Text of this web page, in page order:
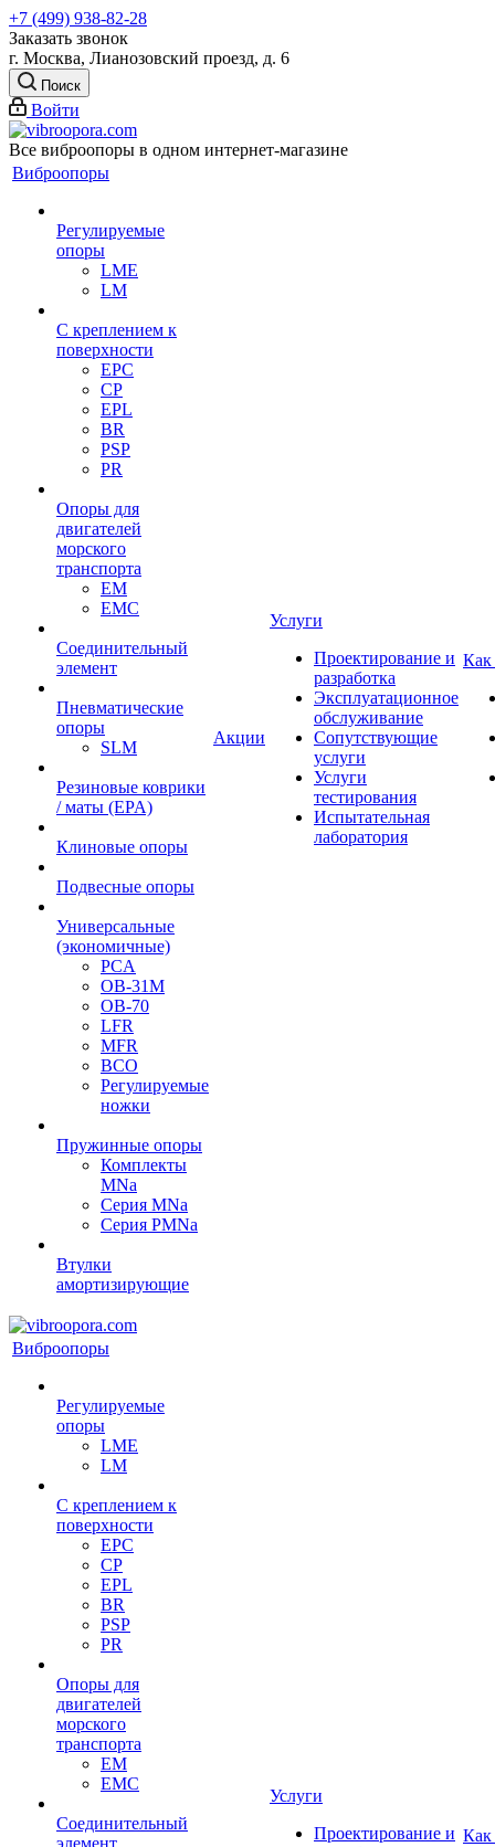
+7 (499) 938-82-28
Заказать звонок
г. Москва, Лианозовский проезд, д. 6
Поиск
Войти
Все виброопоры в одном интернет-магазине
Виброопоры
Регулируемые
опоры
LME
LM
С креплением к
поверхности
EPC
CP
EPL
BR
PSP
PR
Опоры для
двигателей
морского
транспорта
EM
EMC
Cоединительный
элемент
Пневматические
опоры
SLM
Резиновые коврики
/ маты (EPA)
Клиновые опоры
Подвесные опоры
Универсальные
(экономичные)
PCA
ОВ-31М
OB-70
LFR
MFR
ВСО
Регулируемые
ножки
Пружинные опоры
Комплекты
MNa
Серия MNa
Серия PMNa
Втулки
амортизирующие
Акции
Услуги
Проектирование и
разработка
Эксплуатационное
обслуживание
Сопутствующие
услуги
Услуги
тестирования
Испытательная
лаборатория
Как
Виброопоры
Регулируемые
опоры
LME
LM
С креплением к
поверхности
EPC
CP
EPL
BR
PSP
PR
Опоры для
двигателей
морского
транспорта
EM
EMC
Cоединительный
элемент
Услуги
Проектирование и Как